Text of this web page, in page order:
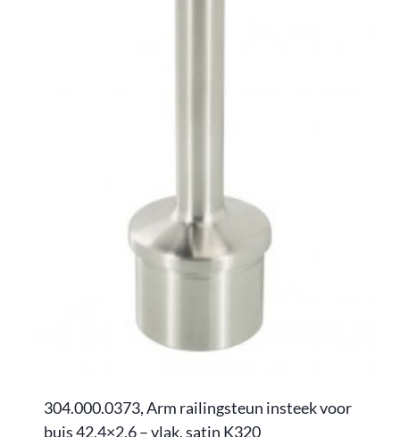
304.000.0373, Arm railingsteun insteek voor
buis 42,4×2,6 – vlak, satin K320